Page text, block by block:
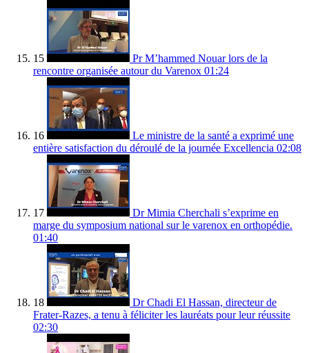
15
Pr M’hammed Nouar lors de la
rencontre organisée autour du Varenox 01:24
16
Le ministre de la santé a exprimé une
entière satisfaction du déroulé de la journée Excellencia 02:08
17
Dr Mimia Cherchali s’exprime en
marge du symposium national sur le varenox en orthopédie.
01:40
18
Dr Chadi El Hassan, directeur de
Frater-Razes, a tenu à féliciter les lauréats pour leur réussite
02:30